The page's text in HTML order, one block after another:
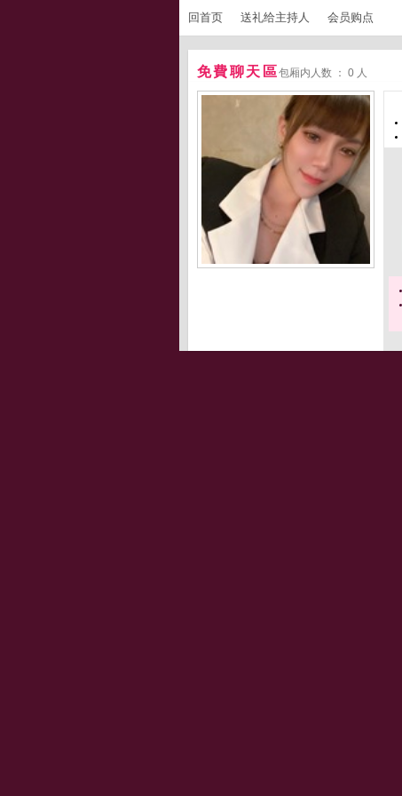
回首页 送礼给主持人 会员购点
免費聊天區包厢内人数 ： 0 人